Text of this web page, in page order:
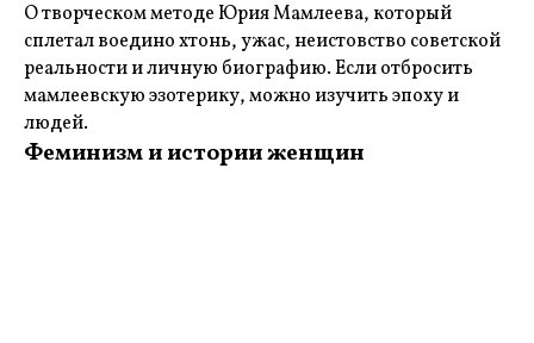
О творческом методе Юрия Мамлеева, который
сплетал воедино хтонь, ужас, неистовство советской
реальности и личную биографию. Если отбросить
мамлеевскую эзотерику, можно изучить эпоху и
людей.
Феминизм и истории женщин